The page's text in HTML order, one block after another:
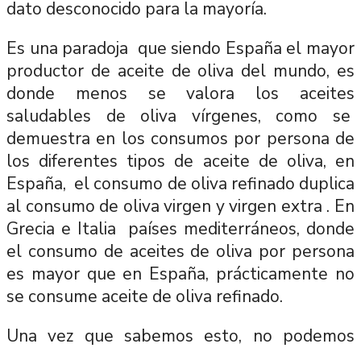
dato desconocido para la mayoría.
Es una paradoja que siendo España el mayor
productor de aceite de oliva del mundo, es
donde menos se valora los aceites
saludables de oliva vírgenes, como se
demuestra en los consumos por persona de
los diferentes tipos de aceite de oliva, en
España, el consumo de oliva refinado duplica
al consumo de oliva virgen y virgen extra . En
Grecia e Italia países mediterráneos, donde
el consumo de aceites de oliva por persona
es mayor que en España, prácticamente no
se consume aceite de oliva refinado.
Una vez que sabemos esto, no podemos